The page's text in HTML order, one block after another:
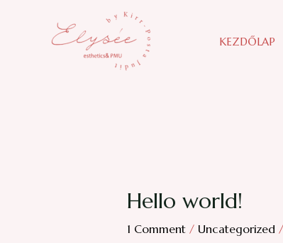
KEZDŐLAP
Hello world!
1 Comment / Uncategorized/